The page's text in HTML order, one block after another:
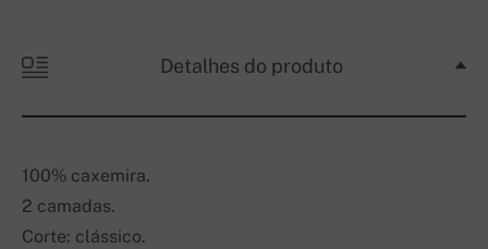
Detalhes do produto
100% caxemira.
2 camadas.
Corte: clássico.